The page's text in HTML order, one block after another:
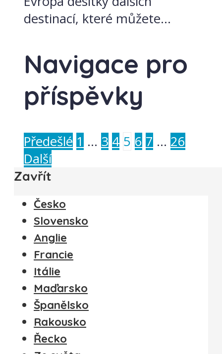
destinací, které můžete...
Navigace pro
příspěvky
Předešlé 1 … 3 4 5 6 7 … 26
Další
Zavřít
Česko
Slovensko
Anglie
Francie
Itálie
Maďarsko
Španělsko
Rakousko
Řecko